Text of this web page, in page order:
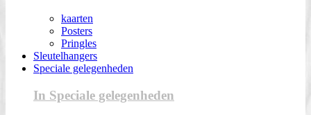
kaarten
Posters
Pringles
Sleutelhangers
Speciale gelegenheden
In Speciale gelegenheden